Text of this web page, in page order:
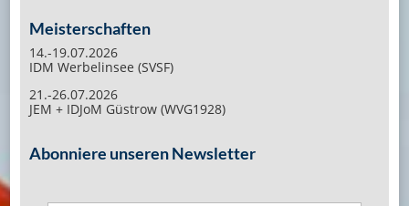
Meisterschaften
14.-19.07.2026
IDM Werbelinsee (SVSF)
21.-26.07.2026
JEM + IDJoM Güstrow (WVG1928)
Abonniere unseren Newsletter